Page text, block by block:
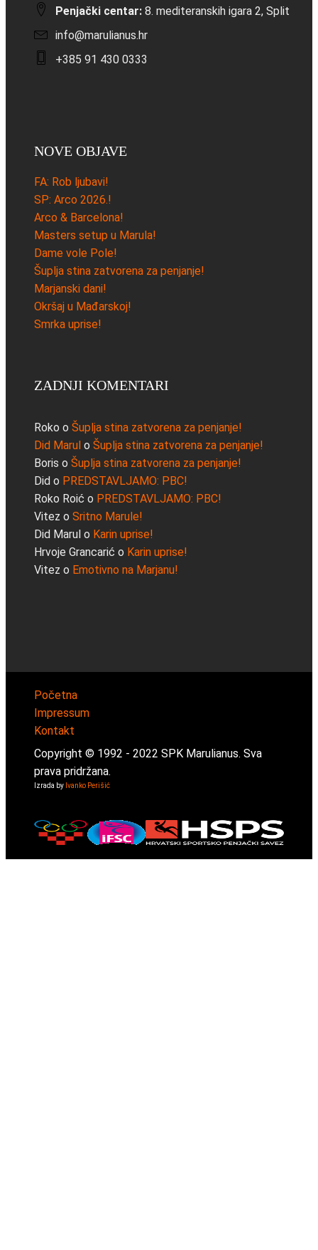
Penjački centar: 8. mediteranskih igara 2, Split
info@marulianus.hr
+385 91 430 0333
NOVE OBJAVE
FA: Rob ljubavi!
SP: Arco 2026.!
Arco & Barcelona!
Masters setup u Marula!
Dame vole Pole!
Šuplja stina zatvorena za penjanje!
Marjanski dani!
Okršaj u Mađarskoj!
Smrka uprise!
ZADNJI KOMENTARI
Roko o Šuplja stina zatvorena za penjanje!
Did Marul o Šuplja stina zatvorena za penjanje!
Boris o Šuplja stina zatvorena za penjanje!
Did o PREDSTAVLJAMO: PBC!
Roko Roić o PREDSTAVLJAMO: PBC!
Vitez o Sritno Marule!
Did Marul o Karin uprise!
Hrvoje Grancarić o Karin uprise!
Vitez o Emotivno na Marjanu!
Početna
Impressum
Kontakt
Copyright © 1992 - 2022 SPK Marulianus. Sva
prava pridržana.
Izrada by Ivanko Perišić